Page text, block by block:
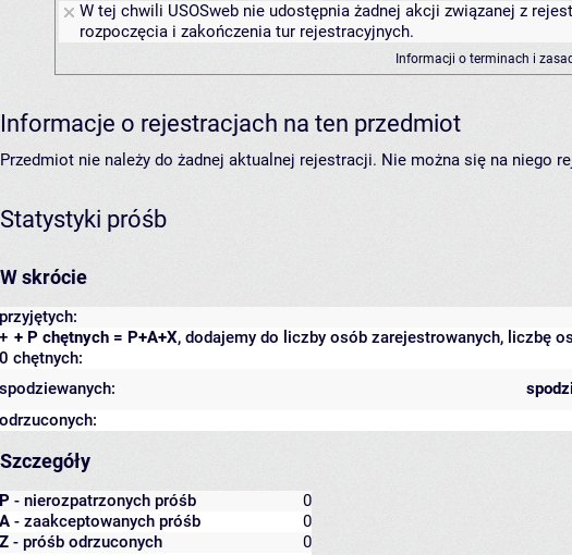
W tej chwili USOSweb nie udostępnia żadnej akcji związanej z
rozpoczęcia i zakończenia tur rejestracyjnych.
Informacji o terminach i
Informacje o rejestracjach na ten przedmiot
Przedmiot nie należy do żadnej aktualnej rejestracji. Nie można się na niego
Statystyki próśb
W skrócie
przyjętych:
+ P chętnych = P+A+X, dodajemy do liczby osób zarejestrowanych, liczbę
+
0 chętnych:
spodziewanych:
odrzuconych:
Szczegóły
P - nierozpatrzonych próśb
0
A - zaakceptowanych próśb
0
Z - próśb odrzuconych
0